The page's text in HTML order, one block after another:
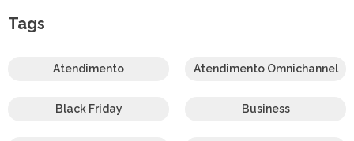
Tags
Atendimento Atendimento Omnichannel
Black Friday Business